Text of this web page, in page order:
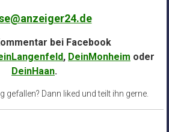
bei Facebook
, DeinMonheim oder
DeinHaan.
gefallen? Dann liked und teilt ihn gerne.